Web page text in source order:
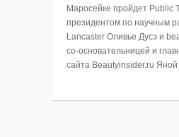
Маросейке пройдет Public
президентом по научным
Lancaster Оливье Дусэ и
со-основательницей и
сайта Beautyinsider.ru Яной